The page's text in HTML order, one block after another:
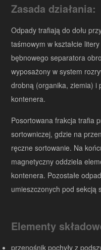
Zasada działania:
Odpady trafiają do dołu
taśmowym w kształcie
bębnowego separatora
wyposażony w system
drobną (organika, ziemia) i
kontenera.
Posortowana frakcja trafia
sortowniczej, gdzie na
ręczne sortowanie. Na
magnetyczny oddziela
kontenera. Pozostałe
umieszczonych pod sekcją
Elementy
przenośnik pochyły z